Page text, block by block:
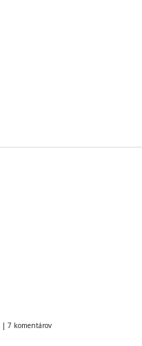
| 7 komentárov